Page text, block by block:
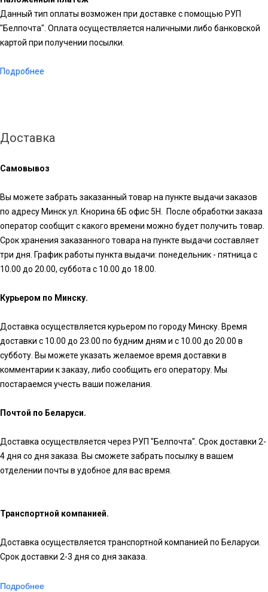
Данный тип оплаты возможен при доставке с помощью РУП
"Белпочта". Оплата осуществляется наличными либо банковской
картой при получении посылки.
Подробнее
Доставка
Самовывоз
Вы можете забрать заказанный товар на пункте выдачи заказов
по адресу Минск ул. Кнорина 6Б офис 5Н. После обработки заказа
оператор сообщит с какого времени можно будет получить товар.
Срок хранения заказанного товара на пункте выдачи составляет
три дня. График работы пункта выдачи: понедельник - пятница с
10.00 до 20.00, суббота с 10.00 до 18.00.
Курьером по Минску.
Доставка осуществляется курьером по городу Минску. Время
доставки с 10.00 до 23.00 по будним дням и с 10.00 до 20.00 в
субботу. Вы можете указать желаемое время доставки в
комментарии к заказу, либо сообщить его оператору. Мы
постараемся учесть ваши пожелания.
Почтой по Беларуси.
Доставка осуществляется через РУП "Белпочта". Срок доставки 2-
4 дня со дня заказа. Вы сможете забрать посылку в вашем
отделении почты в удобное для вас время.
Транспортной компанией.
Доставка осуществляется транспортной компанией по Беларуси.
Срок доставки 2-3 дня со дня заказа.
Подробнее